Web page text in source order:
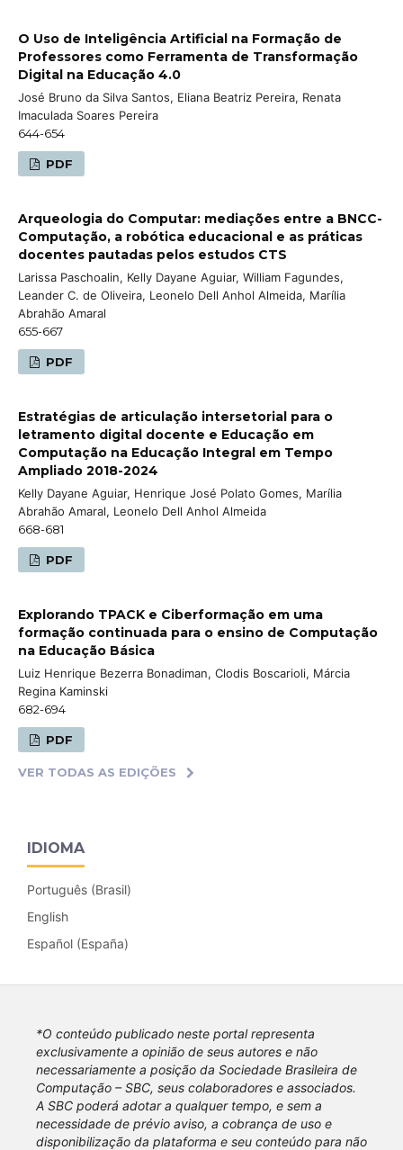
O Uso de Inteligência Artificial na Formação de
Professores como Ferramenta de Transformação
Digital na Educação 4.0
José Bruno da Silva Santos, Eliana Beatriz Pereira, Renata
Imaculada Soares Pereira
644-654
PDF
Arqueologia do Computar: mediações entre a BNCC-
Computação, a robótica educacional e as práticas
docentes pautadas pelos estudos CTS
Larissa Paschoalin, Kelly Dayane Aguiar, William Fagundes,
Leander C. de Oliveira, Leonelo Dell Anhol Almeida, Marília
Abrahão Amaral
655-667
PDF
Estratégias de articulação intersetorial para o
letramento digital docente e Educação em
Computação na Educação Integral em Tempo
Ampliado 2018-2024
Kelly Dayane Aguiar, Henrique José Polato Gomes, Marília
Abrahão Amaral, Leonelo Dell Anhol Almeida
668-681
PDF
Explorando TPACK e Ciberformação em uma
formação continuada para o ensino de Computação
na Educação Básica
Luiz Henrique Bezerra Bonadiman, Clodis Boscarioli, Márcia
Regina Kaminski
682-694
PDF
VER TODAS AS EDIÇÕES
IDIOMA
Português (Brasil)
English
Español (España)
*O conteúdo publicado neste portal representa
exclusivamente a opinião de seus autores e não
necessariamente a posição da Sociedade Brasileira de
Computação – SBC, seus colaboradores e associados.
A SBC poderá adotar a qualquer tempo, e sem a
necessidade de prévio aviso, a cobrança de uso e
disponibilização da plataforma e seu conteúdo para não